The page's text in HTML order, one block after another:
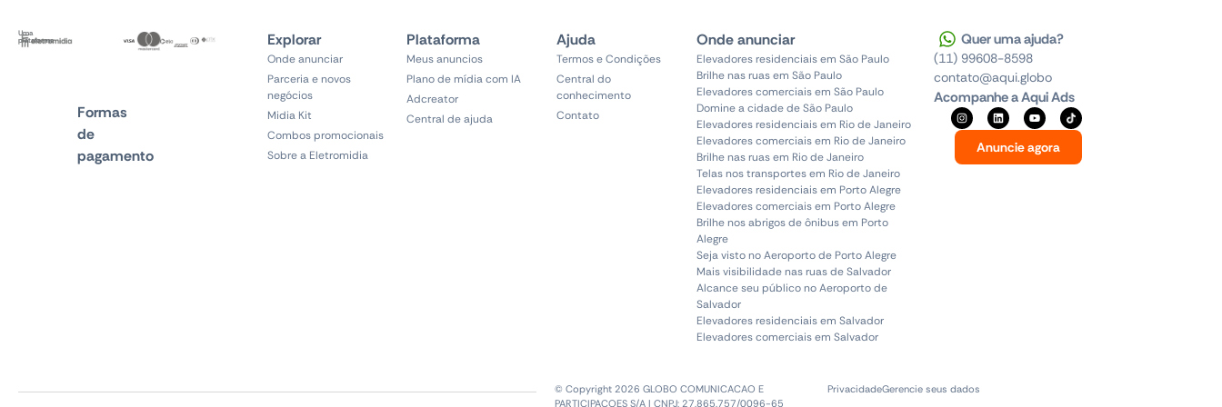
Uma
plataforma
Formas
de
pagamento
Explorar
Onde anunciar
Parceria e novos
negócios
Midia Kit
Combos promocionais
Sobre a Eletromidia
Plataforma
Meus anuncios
Plano de mídia com IA
Adcreator
Central de ajuda
Ajuda
Termos e Condições
Central do
conhecimento
Contato
Onde anunciar
Elevadores residenciais em São Paulo
Brilhe nas ruas em São Paulo
Elevadores comerciais em São Paulo
Domine a cidade de São Paulo
Elevadores residenciais em Rio de Janeiro
Elevadores comerciais em Rio de Janeiro
Brilhe nas ruas em Rio de Janeiro
Telas nos transportes em Rio de Janeiro
Elevadores residenciais em Porto Alegre
Elevadores comerciais em Porto Alegre
Brilhe nos abrigos de ônibus em Porto
Alegre
Seja visto no Aeroporto de Porto Alegre
Mais visibilidade nas ruas de Salvador
Alcance seu público no Aeroporto de
Salvador
Elevadores residenciais em Salvador
Elevadores comerciais em Salvador
Quer uma ajuda?
(11) 99608-8598
contato@aqui.globo
Acompanhe a Aqui Ads
Anuncie agora
© Copyright 2026 GLOBO COMUNICACAO E
PARTICIPACOES S/A | CNPJ: 27.865.757/0096-65
PrivacidadeGerencie seus dados